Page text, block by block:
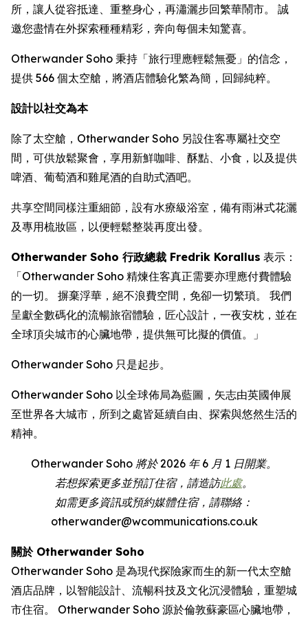
所，讓人從容抵達、重整身心，再瀟灑步回繁華鬧市。 誠
邀您盡情在外探索種種精彩，奔向每個未知驚喜。
Otherwander Soho 秉持「旅行理應輕鬆無憂」的信念，
提供 566 個太空艙，將酒店體驗化繁為簡，回歸純粹。
設計以社交為本
除了太空艙，Otherwander Soho 另設住客專屬社交空
間，可供放鬆聚會，享用新鮮咖啡、酥點、小食，以及提供
啤酒、葡萄酒和雞尾酒的自助式酒吧。
共享空間同樣注重細節，設有水療級浴室，備有雨淋式花灑
及專用梳妝區，以便輕鬆整裝再度出發。
Otherwander Soho 行政總裁 Fredrik Korallus 表示：
「Otherwander Soho 精煉住客真正需要亦理應付費體驗
的一切。 摒棄浮華，絕不浪費空間，免卻一切繁瑣。 我們
呈獻全數碼化的流暢旅宿體驗，匠心設計，一夜安枕，並在
全球頂尖城市的心臟地帶，提供無可比擬的價值。」
Otherwander Soho 只是起步。
Otherwander Soho 以全球佈局為藍圖，矢志由英國伸展
至世界各大城市，所到之處皆延續自由、探索與悠然生活的
精神。
Otherwander Soho 將於 2026 年 6 月 1 日開業。
若想探索更多並預訂住宿，請造訪此處。
如需更多資訊或預約媒體住宿，請聯絡：
otherwander@wcommunications.co.uk
關於 Otherwander Soho
Otherwander Soho 是為現代探險家而生的新一代太空艙
酒店品牌，以智能設計、流暢科技及文化沉浸體驗，重塑城
市住宿。 Otherwander Soho 源於倫敦蘇豪區心臟地帶，